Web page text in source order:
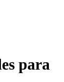
para